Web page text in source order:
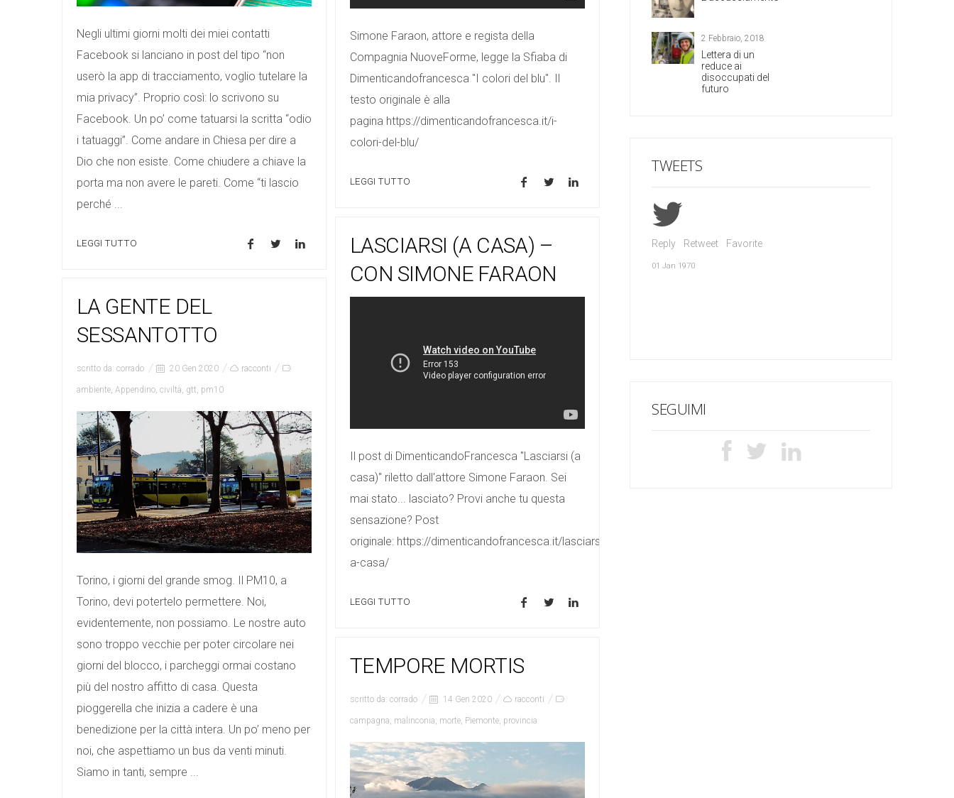
Negli ultimi giorni molti dei miei contatti
Facebook si lanciano in post del tipo “non
userò la app di tracciamento, voglio tutelare la
mia privacy”. Proprio così: lo scrivono su
Facebook. Un po’ come tatuarsi la scritta “odio
i tatuaggi”. Come andare in Chiesa per dire a
Dio che non esiste. Come chiudere a chiave la
porta ma non avere le pareti. Come “ti lascio
perché ...
LEGGI TUTTO
Simone Faraon, attore e regista della
Compagnia NuoveForme, legge la Sfiaba di
Dimenticandofrancesca "I colori del blu". Il
testo originale è alla
pagina https://dimenticandofrancesca.it/i-
colori-del-blu/
LEGGI TUTTO
LASCIARSI (A CASA) –
CON SIMONE FARAON
Il post di DimenticandoFrancesca "Lasciarsi (a
casa)" riletto dall'attore Simone Faraon. Sei
mai stato... lasciato? Provi anche tu questa
sensazione? Post
originale: https://dimenticandofrancesca.it/lasciarsi-
a-casa/
LEGGI TUTTO
LA GENTE DEL
SESSANTOTTO
scritto da: corrado 20 Gen 2020 racconti
ambiente, Appendino, civiltà, gtt, pm10
Torino, i giorni del grande smog. Il PM10, a
Torino, devi potertelo permettere. Noi,
evidentemente, non possiamo. Le nostre auto
sono troppo vecchie per poter circolare nei
giorni del blocco, i parcheggi ormai costano
più del nostro affitto di casa. Questa
pioggerella che inizia a cadere è una
benedizione per la città intera. Un po’ meno per
noi, che aspettiamo un bus da venti minuti.
Siamo in tanti, sempre ...
TEMPORE MORTIS
scritto da: corrado 14 Gen 2020 racconti
campagna, malinconia, morte, Piemonte, provincia
2 Febbraio, 2018
Lettera di un
reduce ai
disoccupati del
futuro
TWEETS
Reply Retweet Favorite
01 Jan 1970
SEGUIMI